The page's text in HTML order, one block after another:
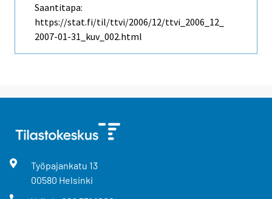
Saantitapa:
https://stat.fi/til/ttvi/2006/12/ttvi_2006_12_
2007-01-31_kuv_002.html
Työpajankatu 13
00580 Helsinki